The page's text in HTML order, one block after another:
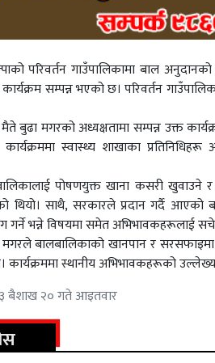
परिवर्तन गाउँपालिकामा बाल
सम्पन्न भएको छ। परिवर्तन
बुढा मगरको अध्यक्षतामा सम्पन्न उक्त
स्वास्थ्य शाखाका
पोषणयुक्त खाना कसरी खुवाउने
थियो। साथै, सरकारले प्रदान गर्दै
गर्ने भन्ने विषयमा समेत अभिभावकहरूलाई
मगरले बालबालिकाको खानपान र
कार्यक्रममा स्थानीय अभिभावकहरूको
बैशाख २० गते आइतवार